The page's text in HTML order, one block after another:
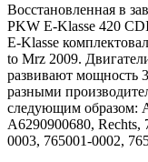
Восстановленная в
PKW E-Klasse 420
E-Klasse
to Mrz 2009.
развивают мощность
разными
следующим образом:
A6290900680, Rechts,
0003, 765001-0002,